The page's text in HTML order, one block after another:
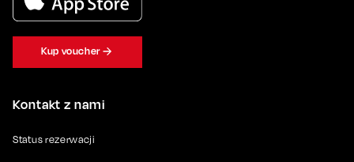
Kontakt z nami
Status rezerwacji
Kup voucher